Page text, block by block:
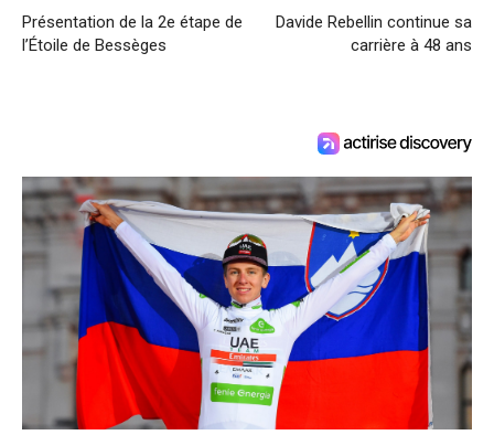
Présentation de la 2e étape de
l’Étoile de Bessèges
Davide Rebellin continue sa
carrière à 48 ans